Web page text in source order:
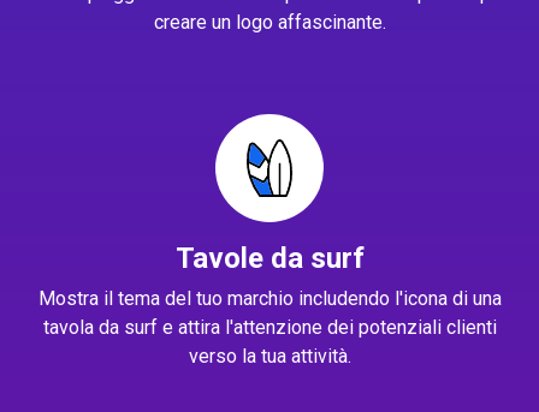
creare un logo affascinante.
Tavole da surf
Mostra il tema del tuo marchio includendo l'icona di una
tavola da surf e attira l'attenzione dei potenziali clienti
verso la tua attività.